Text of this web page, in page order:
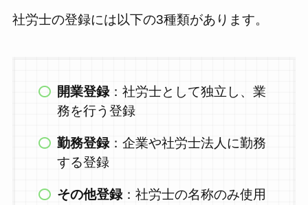
社労士の登録には以下の3種類があります。
開業登録：社労士として独立し、業
務を行う登録
勤務登録：企業や社労士法人に勤務
する登録
その他登録：社労士の名称のみ使用